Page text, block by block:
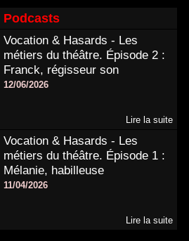
Podcasts
Vocation & Hasards - Les
métiers du théâtre. Épisode 2 :
Franck, régisseur son
12/06/2026
Lire la suite
Vocation & Hasards - Les
métiers du théâtre. Épisode 1 :
Mélanie, habilleuse
11/04/2026
Lire la suite